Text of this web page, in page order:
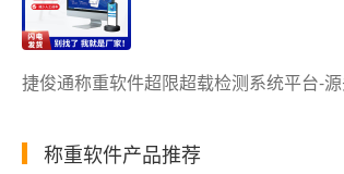
捷俊通称重软件超限超载检测系统平台-
称重软件产品推荐